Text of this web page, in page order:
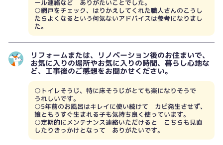
ール連絡など ありがたいことでした。
○網戸をチェック、はりかえしてくれた職人さんのこうし
たらよくなるという何気ないアドバイスは参考になりまし
た。
リフォームまたは、リノベーション後のお住まいで、
お気に入りの場所やお気に入りの時間、暮らし心地な
ど、工事後のご感想をお聞かせください。
○トイレそうじ、特に床そうじがとても楽になりそうで
うれしいです。
○5年前のお風呂はキレイに使い続けて カビ発生させず、
娘ともうすぐ生まれる子も気持ち良く使っています。
○定期的にメンテナンス連絡いただけると こちらも見直
したりきっかけとなって ありがたいです。